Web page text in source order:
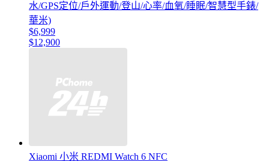
水/GPS定位/戶外運動/登山/心率/血氧/睡眠/智慧型手錶/
華米)
$6,999
$12,900
Xiaomi 小米 REDMI Watch 6 NFC